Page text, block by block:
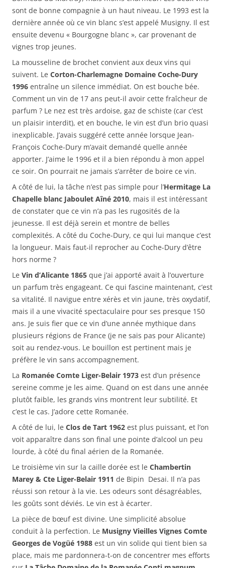
sont de bonne compagnie à un haut niveau. Le 1993 est la
dernière année où ce vin blanc s’est appelé Musigny. Il est
ensuite devenu « Bourgogne blanc », car provenant de
vignes trop jeunes.
La mousseline de brochet convient aux deux vins qui
suivent. Le Corton-Charlemagne Domaine Coche-Dury
1996 entraîne un silence immédiat. On est bouche bée.
Comment un vin de 17 ans peut-il avoir cette fraîcheur de
parfum ? Le nez est très ardoise, gaz de schiste (car c’est
un plaisir interdit), et en bouche, le vin est d’un brio quasi
inexplicable. J’avais suggéré cette année lorsque Jean-
François Coche-Dury m’avait demandé quelle année
apporter. J’aime le 1996 et il a bien répondu à mon appel
ce soir. On pourrait ne jamais s’arrêter de boire ce vin.
A côté de lui, la tâche n’est pas simple pour l’Hermitage La
Chapelle blanc Jaboulet Aîné 2010, mais il est intéressant
de constater que ce vin n’a pas les rugosités de la
jeunesse. Il est déjà serein et montre de belles
complexités. A côté du Coche-Dury, ce qui lui manque c’est
la longueur. Mais faut-il reprocher au Coche-Dury d’être
hors norme ?
Le Vin d’Alicante 1865 que j’ai apporté avait à l’ouverture
un parfum très engageant. Ce qui fascine maintenant, c’est
sa vitalité. Il navigue entre xérès et vin jaune, très oxydatif,
mais il a une vivacité spectaculaire pour ses presque 150
ans. Je suis fier que ce vin d’une année mythique dans
plusieurs régions de France (je ne sais pas pour Alicante)
soit au rendez-vous. Le bouillon est pertinent mais je
préfère le vin sans accompagnement.
La Romanée Comte Liger-Belair 1973 est d’un présence
sereine comme je les aime. Quand on est dans une année
plutôt faible, les grands vins montrent leur subtilité. Et
c’est le cas. J’adore cette Romanée.
A côté de lui, le Clos de Tart 1962 est plus puissant, et l’on
voit apparaître dans son final une pointe d’alcool un peu
lourde, à côté du final aérien de la Romanée.
Le troisième vin sur la caille dorée est le Chambertin
Marey & Cte Liger-Belair 1911 de Bipin Desai. Il n’a pas
réussi son retour à la vie. Les odeurs sont désagréables,
les goûts sont déviés. Le vin est à écarter.
La pièce de bœuf est divine. Une simplicité absolue
conduit à la perfection. Le Musigny Vieilles Vignes Comte
Georges de Vogüé 1988 est un vin solide qui tient bien sa
place, mais me pardonnera-t-on de concentrer mes efforts